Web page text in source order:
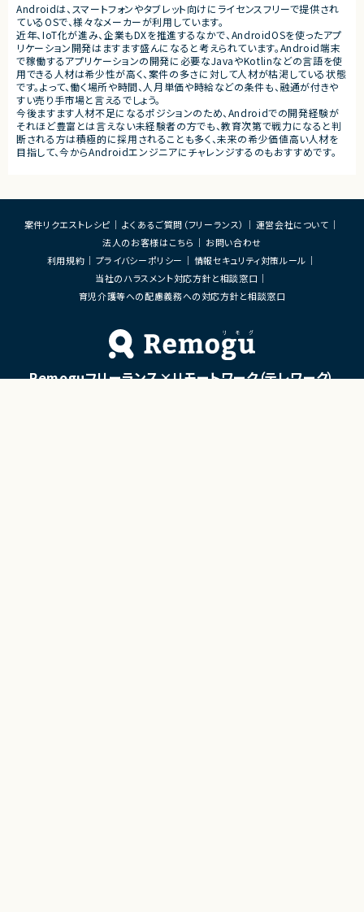
■担当工程
・要件定義
・基本設計
・詳細設計
・実装
・テスト
・リリース対応
■その他補足
・複数ベンダーによる混成チ
・全体約100名規模の大型プ
Androidは、スマートフォンやタブレット向けにライセンスフリーで提供され
ているOSで、様々なメーカーが利用しています。
近年、IoT化が進み、企業もDXを推進するなかで、AndroidOSを使ったアプ
リケーション開発はますます盛んになると考えられています。Android端末
で稼働するアプリケーションの開発に必要なJavaやKotlinなどの言語を使
用できる人材は希少性が高く、案件の多さに対して人材が枯渇している状態
です。よって、働く場所や時間、人月単価や時給などの条件も、融通が付きや
すい売り手市場と言えるでしょう。
今後ますます人材不足になるポジションのため、Androidでの開発経験が
それほど豊富とは言えない未経験者の方でも、教育次第で戦力になると判
断される方は積極的に採用されることも多く、未来の希少価値高い人材を
目指して、今からAndroidエンジニアにチャレンジするのもおすすめです。
案件リクエストレシピ よくあるご質問（フリーランス）
運営会社について
法人のお客様はこちら
お問い合わせ
利用規約
プライバシーポリシー
情報セキュリティ対策ルール
当社のハラスメント対応方針と相談窓口
育児介護等への配慮義務への対応方針と相談窓口
Remoguフリーランス×リモートワーク（テレワーク）